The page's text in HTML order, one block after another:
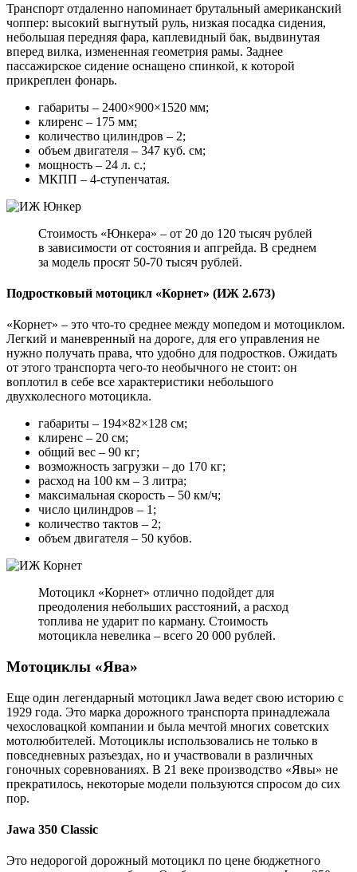
Транспорт отдаленно напоминает брутальный американский
чоппер: высокий выгнутый руль, низкая посадка сидения,
небольшая передняя фара, каплевидный бак, выдвинутая
вперед вилка, измененная геометрия рамы. Заднее
пассажирское сидение оснащено спинкой, к которой
прикреплен фонарь.
габариты – 2400×900×1520 мм;
клиренс – 175 мм;
количество цилиндров – 2;
объем двигателя – 347 куб. см;
мощность – 24 л. с.;
МКПП – 4-ступенчатая.
Стоимость «Юнкера» – от 20 до 120 тысяч рублей
в зависимости от состояния и апгрейда. В среднем
за модель просят 50-70 тысяч рублей.
Подростковый мотоцикл «Корнет» (ИЖ 2.673)
«Корнет» – это что-то среднее между мопедом и мотоциклом.
Легкий и маневренный на дороге, для его управления не
нужно получать права, что удобно для подростков. Ожидать
от этого транспорта чего-то необычного не стоит: он
воплотил в себе все характеристики небольшого
двухколесного мотоцикла.
габариты – 194×82×128 см;
клиренс – 20 см;
общий вес – 90 кг;
возможность загрузки – до 170 кг;
расход на 100 км – 3 литра;
максимальная скорость – 50 км/ч;
число цилиндров – 1;
количество тактов – 2;
объем двигателя – 50 кубов.
Мотоцикл «Корнет» отлично подойдет для
преодоления небольших расстояний, а расход
топлива не ударит по карману. Стоимость
мотоцикла невелика – всего 20 000 рублей.
Мотоциклы «Ява»
Еще один легендарный мотоцикл Jawa ведет свою историю с
1929 года. Это марка дорожного транспорта принадлежала
чехословацкой компании и была мечтой многих советских
мотолюбителей. Мотоциклы использовались не только в
повседневных разъездах, но и участвовали в различных
гоночных соревнованиях. В 21 веке производство «Явы» не
прекратилось, некоторые модели пользуются спросом до сих
пор.
Jawa 350 Classic
Это недорогой дорожный мотоцикл по цене бюджетного